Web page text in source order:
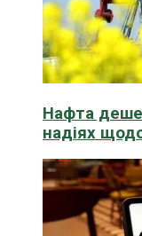
Нафта
надіях